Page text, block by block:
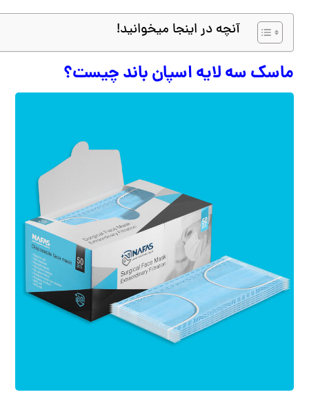
آنچه در اینجا میخوانید!
ماسک سه لایه اسپان باند چیست؟